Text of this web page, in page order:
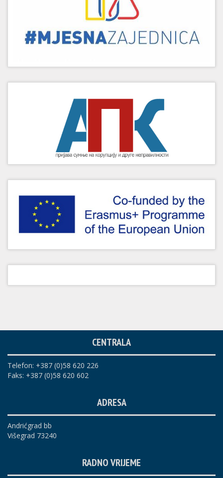
CENTRALA
Telefon: +387 (0)58 620 226
Faks: +387 (0)58 620 602
ADRESA
Andrićgrad bb
Višegrad 73240
RADNO VRIJEME